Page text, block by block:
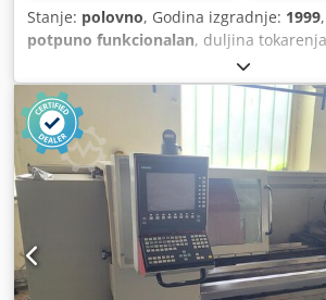
Stanje: polovno, Godina izgradnje: 1999
potpuno funkcionalan, duljina
, udaljenost
mm, Y osi hod:100 mm, udaljenost